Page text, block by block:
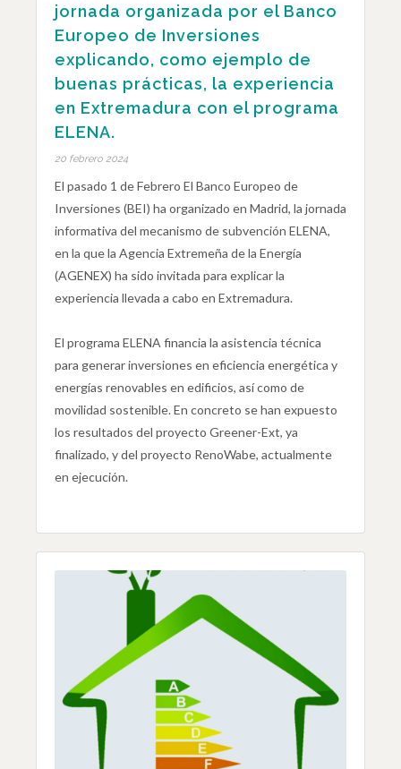
jornada organizada por el Banco
Europeo de Inversiones
explicando, como ejemplo de
buenas prácticas, la experiencia
en Extremadura con el programa
ELENA.
20 febrero 2024
El pasado 1 de Febrero El Banco Europeo de
Inversiones (BEI) ha organizado en Madrid, la jornada
informativa del mecanismo de subvención ELENA,
en la que la Agencia Extremeña de la Energía
(AGENEX) ha sido invitada para explicar la
experiencia llevada a cabo en Extremadura.
El programa ELENA financia la asistencia técnica
para generar inversiones en eficiencia energética y
energías renovables en edificios, así como de
movilidad sostenible. En concreto se han expuesto
los resultados del proyecto Greener-Ext, ya
finalizado, y del proyecto RenoWabe, actualmente
en ejecución.